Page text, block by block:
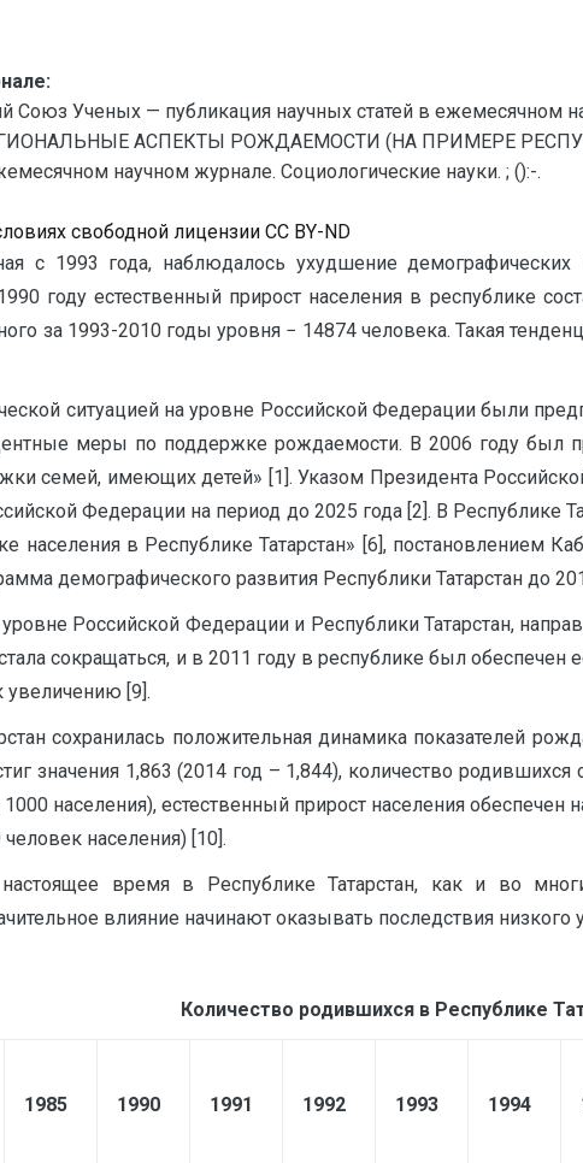
Союз Ученых — публикация научных статей в ежемесячном
АСПЕКТЫ РОЖДАЕМОСТИ (НА ПРИМЕРЕ
научном журнале. Социологические науки. ; ():-.
свободной лицензии CC BY-ND
с 1993 года, наблюдалось ухудшение демографических
году естественный прирост населения в республике
за 1993-2010 годы уровня − 14874 человека. Такая
ситуацией на уровне Российской Федерации были
меры по поддержке рождаемости. В 2006 году
семей, имеющих детей» [1]. Указом Президента
Федерации на период до 2025 года [2]. В Республике
населения в Республике Татарстан» [6], постановлением
демографического развития Республики Татарстан до
Российской Федерации и Республики Татарстан,
сокращаться, и в 2011 году в республике был
[9].
сохранилась положительная динамика показателей
значения 1,863 (2014 год – 1,844), количество
населения), естественный прирост населения
населения) [10].
время в Республике Татарстан, как и во
влияние начинают оказывать последствия
Количество родившихся в Республике
1985 1990 1991 1992 1993 1994